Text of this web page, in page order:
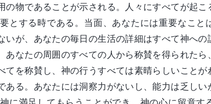
の物であることが示される。人々にすべてが起
とする時である。当面、あなたには重要なこと
いが、あなたの毎日の生活の詳細はすべて神への
あなたの周囲のすべての人から称賛を得られた
を称賛し、神の行うすべては素晴らしいことが
ある。あなたには洞察力がないし、能力は乏しい